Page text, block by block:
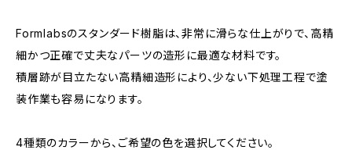
Formlabsのスタンダード樹脂は、非常に滑らな仕上がりで、高精
細かつ正確で丈夫なパーツの造形に最適な材料です。
積層跡が目立たない高精細造形により、少ない下処理工程で塗
装作業も容易になります。
4種類のカラーから、ご希望の色を選択してください。